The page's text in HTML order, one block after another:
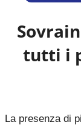
tutti i
La presenza di